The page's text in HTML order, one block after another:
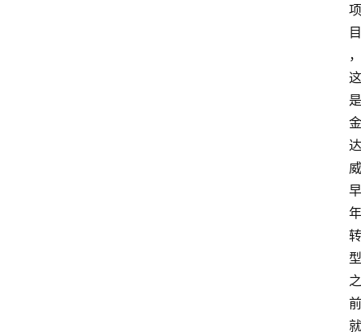
项
目
，
这
是
金
达
威
早
年
转
型
之
前
就